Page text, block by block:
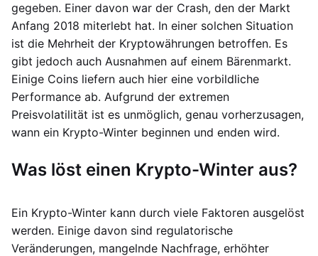
gegeben. Einer davon war der Crash, den der Markt
Anfang 2018 miterlebt hat. In einer solchen Situation
ist die Mehrheit der Kryptowährungen betroffen. Es
gibt jedoch auch Ausnahmen auf einem Bärenmarkt.
Einige Coins liefern auch hier eine vorbildliche
Performance ab. Aufgrund der extremen
Preisvolatilität ist es unmöglich, genau vorherzusagen,
wann ein Krypto-Winter beginnen und enden wird.
Was löst einen Krypto-Winter aus?
Ein Krypto-Winter kann durch viele Faktoren ausgelöst
werden. Einige davon sind regulatorische
Veränderungen, mangelnde Nachfrage, erhöhter